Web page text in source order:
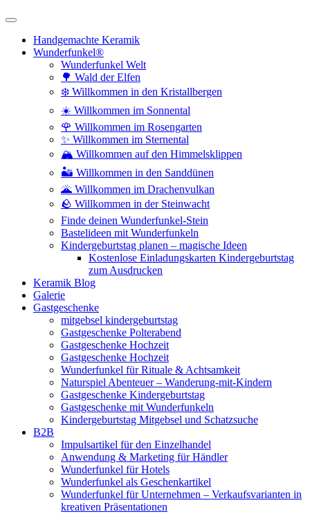
Handgemachte Keramik
Wunderfunkel®
Wunderfunkel Welt
🌳 Wald der Elfen
❄️ Willkommen in den Kristallbergen
☀️ Willkommen im Sonnental
🌹 Willkommen im Rosengarten
✨ Willkommen im Sternental
🏔️ Willkommen auf den Himmelsklippen
🏜️ Willkommen in den Sanddünen
🌋 Willkommen im Drachenvulkan
🪨 Willkommen in der Steinwacht
Finde deinen Wunderfunkel-Stein
Bastelideen mit Wunderfunkeln
Kindergeburtstag planen – magische Ideen
Kostenlose Einladungskarten Kindergeburtstag
zum Ausdrucken
Keramik Blog
Galerie
Gastgeschenke
mitgebsel kindergeburtstag
Gastgeschenke Polterabend
Gastgeschenke Hochzeit
Gastgeschenke Hochzeit
Wunderfunkel für Rituale & Achtsamkeit
Naturspiel Abenteuer – Wanderung-mit-Kindern
Gastgeschenke Kindergeburtstag
Gastgeschenke mit Wunderfunkeln
Kindergeburtstag Mitgebsel und Schatzsuche
B2B
Impulsartikel für den Einzelhandel
Anwendung & Marketing für Händler
Wunderfunkel für Hotels
Wunderfunkel als Geschenkartikel
Wunderfunkel für Unternehmen – Verkaufsvarianten in
kreativen Präsentationen